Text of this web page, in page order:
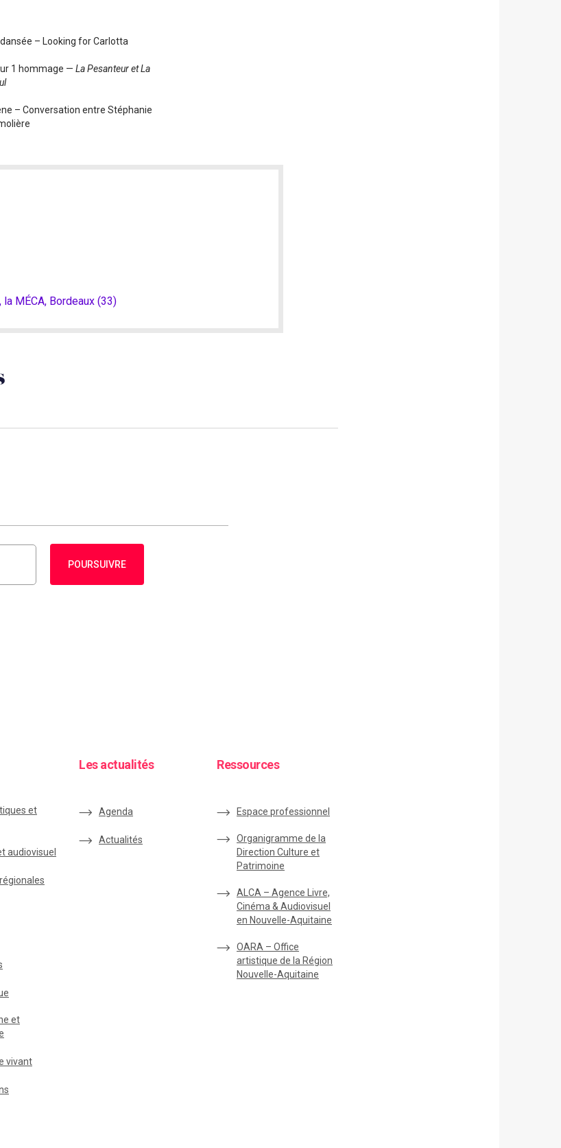
– Looking for Carlotta
1 hommage — La Pesanteur et La
– Conversation entre Stéphanie
MÉCA, Bordeaux (33)
POURSUIVRE
et
audiovisuel
et
vivant
Les actualités
Agenda
Actualités
Ressources
Espace professionnel
Organigramme de la
Direction Culture et
Patrimoine
ALCA – Agence Livre,
Cinéma & Audiovisuel
en Nouvelle-Aquitaine
OARA – Office
artistique de la Région
Nouvelle-Aquitaine